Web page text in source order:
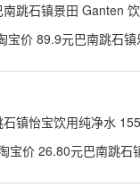
跳石镇景田 Ganten
宝价 89.9元巴南跳石镇
镇怡宝饮用纯净水
宝价 26.80元巴南跳石